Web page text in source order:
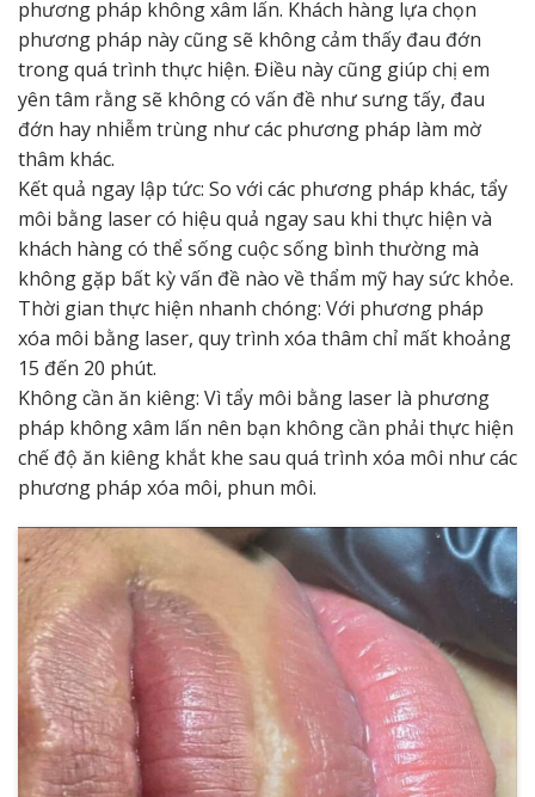
phương pháp không xâm lấn. Khách hàng lựa chọn
phương pháp này cũng sẽ không cảm thấy đau đớn
trong quá trình thực hiện. Điều này cũng giúp chị em
yên tâm rằng sẽ không có vấn đề như sưng tấy, đau
đớn hay nhiễm trùng như các phương pháp làm mờ
thâm khác.
Kết quả ngay lập tức: So với các phương pháp khác, tẩy
môi bằng laser có hiệu quả ngay sau khi thực hiện và
khách hàng có thể sống cuộc sống bình thường mà
không gặp bất kỳ vấn đề nào về thẩm mỹ hay sức khỏe.
Thời gian thực hiện nhanh chóng: Với phương pháp
xóa môi bằng laser, quy trình xóa thâm chỉ mất khoảng
15 đến 20 phút.
Không cần ăn kiêng: Vì tẩy môi bằng laser là phương
pháp không xâm lấn nên bạn không cần phải thực hiện
chế độ ăn kiêng khắt khe sau quá trình xóa môi như các
phương pháp xóa môi, phun môi.